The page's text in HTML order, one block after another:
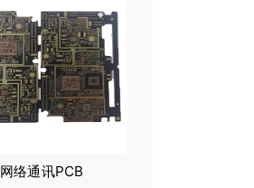
网络通讯PCB